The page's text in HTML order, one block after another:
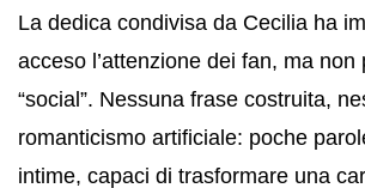
La dedica condivisa da Cecilia ha
acceso l’attenzione dei fan, ma non
“social”. Nessuna frase costruita,
romanticismo artificiale: poche
intime, capaci di trasformare una